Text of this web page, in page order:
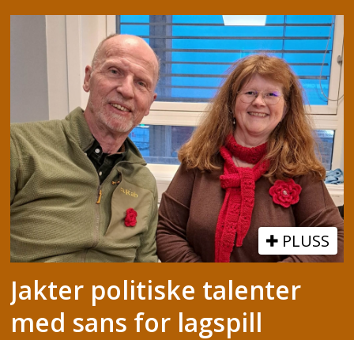
PLUSS
Jakter politiske talenter
med sans for lagspill